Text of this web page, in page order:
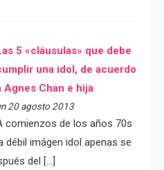
5 «cláusulas» que debe
una idol, de acuerdo
Agnes Chan e hija
20 agosto 2013
comienzos de los años 70s
débil imágen idol apenas se
del […]